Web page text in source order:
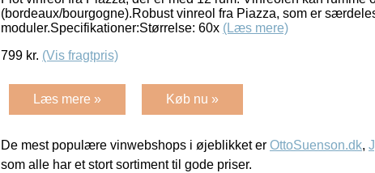
(bordeaux/bourgogne).Robust vinreol fra Piazza, som er
moduler.Specifikationer:Størrelse: 60x (Læs mere)
799 kr. (Vis fragtpris)
Læs mere » Køb nu »
De mest populære vinwebshops i øjeblikket er OttoSuenson.dk,
som alle har et stort sortiment til gode priser.